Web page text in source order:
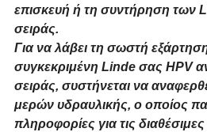
επισκευή ή τη συντήρηση των
σειράς.
Για να λάβει τη σωστή
συγκεκριμένη Linde σας HPV
σειράς, συστήνεται να
μερών υδραυλικής, ο οποίος
πληροφορίες για τις